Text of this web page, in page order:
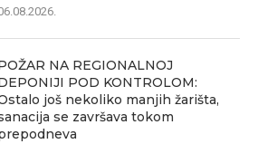
NA REGIONALNOJ
POD KONTROLOM:
još nekoliko manjih žarišta,
se završava tokom